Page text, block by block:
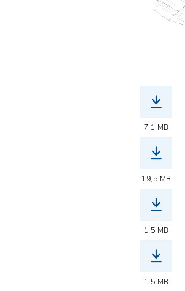
7,1 MB
19,5 MB
1,5 MB
1,5 MB